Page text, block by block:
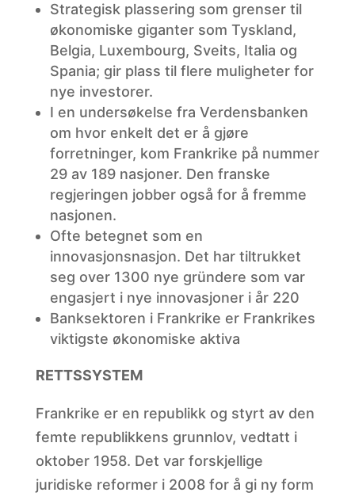
Strategisk plassering som grenser til
økonomiske giganter som Tyskland,
Belgia, Luxembourg, Sveits, Italia og
Spania; gir plass til flere muligheter for
nye investorer.
I en undersøkelse fra Verdensbanken
om hvor enkelt det er å gjøre
forretninger, kom Frankrike på nummer
29 av 189 nasjoner. Den franske
regjeringen jobber også for å fremme
nasjonen.
Ofte betegnet som en
innovasjonsnasjon. Det har tiltrukket
seg over 1300 nye gründere som var
engasjert i nye innovasjoner i år 220
Banksektoren i Frankrike er Frankrikes
viktigste økonomiske aktiva
RETTSSYSTEM
Frankrike er en republikk og styrt av den
femte republikkens grunnlov, vedtatt i
oktober 1958. Det var forskjellige
juridiske reformer i 2008 for å gi ny form